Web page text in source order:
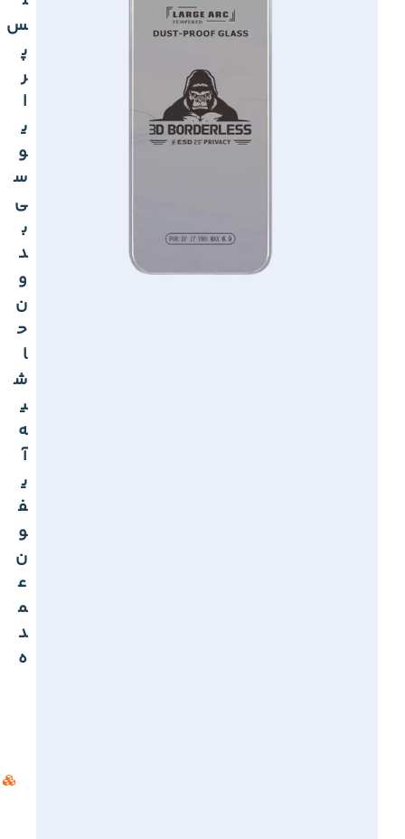
س
پ
ر
ا
ی
و
س
ی
ب
د
و
ن
ح
ا
ش
ی
ه
آ
ی
ف
و
ن
ع
م
د
ه